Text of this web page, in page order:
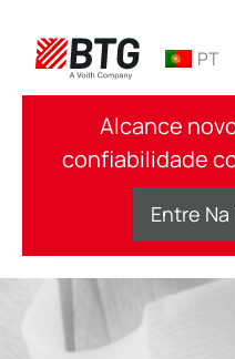
conteúdo
PT
Alcance
confiabilidade
Entre